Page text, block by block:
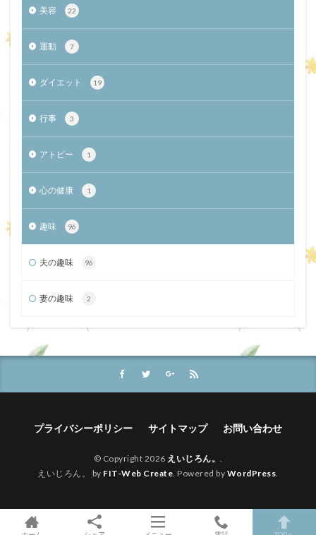
美容 22
運動 7
ダイエット 19
行事 3
アトピー 1
心の健康 1
趣味 96
夫の趣味 96
妻の趣味 2
プライバシーポリシー サイトマップ お問い合わせ
© Copyright 2026 えいじろん。
えいじろん。 by FIT-Web Create . Powered by WordPress